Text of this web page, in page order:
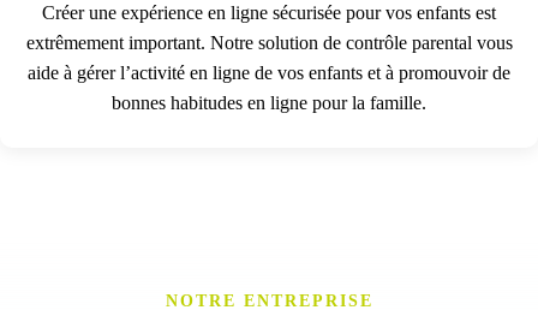
Créer une expérience en ligne sécurisée pour vos enfants est
extrêmement important. Notre solution de contrôle parental vous
aide à gérer l’activité en ligne de vos enfants et à promouvoir de
bonnes habitudes en ligne pour la famille.
NOTRE ENTREPRISE